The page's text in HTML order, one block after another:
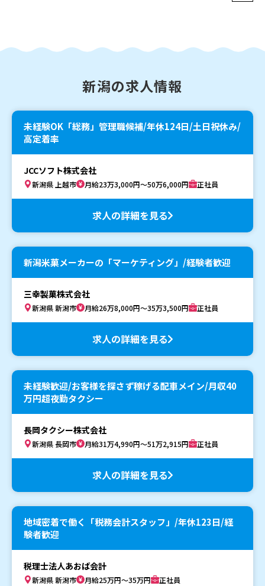
新潟の求人情報
未経験OK「総務」管理職候補/年休124日/土日祝休み/
高定着率
JCCソフト株式会社
新潟県 上越市 月給23万3,000円～50万6,000円 正社員
求人の詳細を見る
新潟米菓メーカーの「マーケティング」/経験者歓迎
三幸製菓株式会社
新潟県 新潟市 月給26万8,000円～35万3,500円 正社員
求人の詳細を見る
未経験歓迎/お客様を探さず稼げる配車メイン/月収40
万円超夜勤タクシー
長岡タクシー株式会社
新潟県 長岡市 月給31万4,990円～51万2,915円 正社員
求人の詳細を見る
地域密着で働く「税務会計スタッフ」/年休123日/経
験者歓迎
税理士法人あおば会計
新潟県 新潟市 月給25万円～35万円 正社員